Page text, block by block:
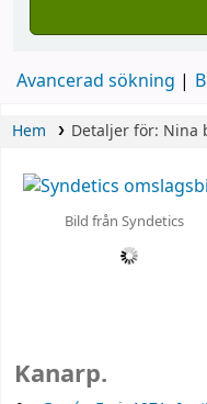
Avancerad sökning
Hem Detaljer för: Nina
Bild från Syndetics
Kanarp.